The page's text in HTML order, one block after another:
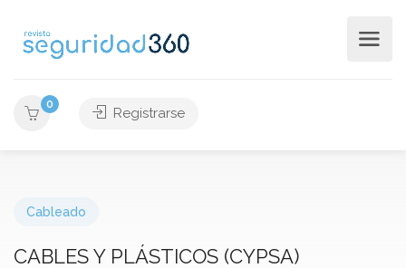
0
Registrarse
Cableado
CABLES Y PLÁSTICOS (CYPSA)